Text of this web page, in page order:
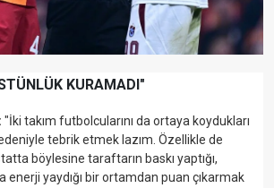
KURAMADI"
"İki takım futbolcularını da ortaya koydukları
tebrik etmek lazım. Özellikle de
böylesine taraftarın baskı yaptığı,
enerji yaydığı bir ortamdan puan çıkarmak